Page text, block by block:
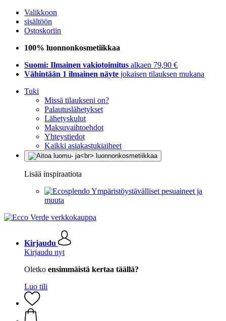
Valikkoon
sisältöön
Ostoskoriin
100% luonnonkosmetiikkaa
Suomi: Ilmainen vakiotoimitus alkaen 79,90 €
Vähintään 1 ilmainen näyte jokaisen tilauksen mukana
Tuki
Missä tilaukseni on?
Palautuslähetykset
Lähetyskulut
Maksuvaihtoehdot
Yhteystiedot
Kaikki asiakastukiaiheet
Lisää inspiraatiota
Ympäristöystävälliset pesuaineet ja
muuta
Kirjaudu
Kirjaudu nyt
Oletko ensimmäistä kertaa täällä?
Luo tili